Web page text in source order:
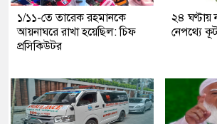
১/১১-তে তারেক রহমানকে
আয়নাঘরে রাখা হয়েছিল: চিফ
প্রসিকিউটর
২৪ ঘণ্টায়
নেপথ্যে